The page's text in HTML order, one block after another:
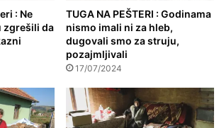
: Ne
zgrešili da
TUGA NA PEŠTERI : Godinama
nismo imali ni za hleb,
dugovali smo za struju,
pozajmljivali
17/07/2024